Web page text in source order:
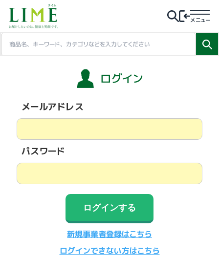
メニュー
ログイン
メールアドレス
パスワード
ログインする
新規事業者登録はこちら
ログインできない方はこちら